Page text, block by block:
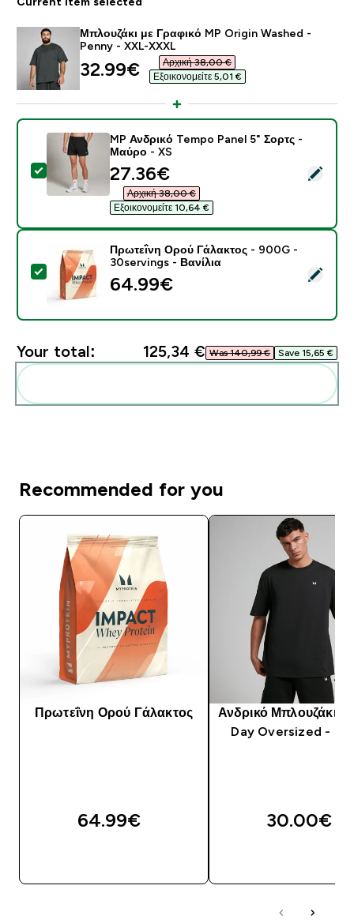
Μπλουζάκι με Γραφικό MP Origin Washed -
Penny - XXL-XXXL
discounted price
32.99€‎
Αρχική 38,00 €‎
Εξοικονομείτε 5,01 €‎
Select this product - MP Ανδρικό Tempo Panel 5"
MP Ανδρικό Tempo Panel 5" Σορτς -
Μαύρο - XS
discounted price
27.36€‎
Αρχική 38,00 €‎
Εξοικονομείτε 10,64 €‎
Select this product - Πρωτεΐνη Ορού Γάλακτος -
Πρωτεΐνη Ορού Γάλακτος - 900G -
30servings - Βανίλια
64.99€‎
Your total: 125,34 €‎ Was 140,99 €‎ Save 15,65 €‎
Recommended for you
Πρωτεΐνη Ορού Γάλακτος
64.99€‎
Ανδρικό Μπλουζάκι
Day Oversized -
30.00€‎